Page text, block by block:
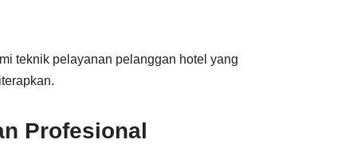
teknik pelayanan pelanggan hotel yang
Profesional